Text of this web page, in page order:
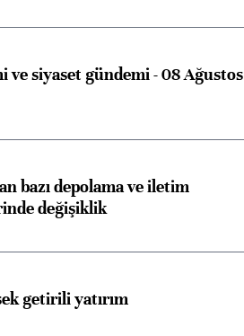
ve siyaset gündemi - 08 Ağustos
bazı depolama ve iletim
değişiklik
getirili yatırım